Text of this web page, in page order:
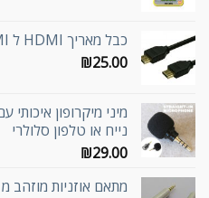
כבל מאריך HDMI ל HDMI זכר זכר באורך 1 מטר
₪25.00
מיני מיקרופון
נייח או טלפון סלולרי
₪29.00
מתאם אוזניות מוזהב מ 2.5 מ"מ ל 3.5 מ"מ